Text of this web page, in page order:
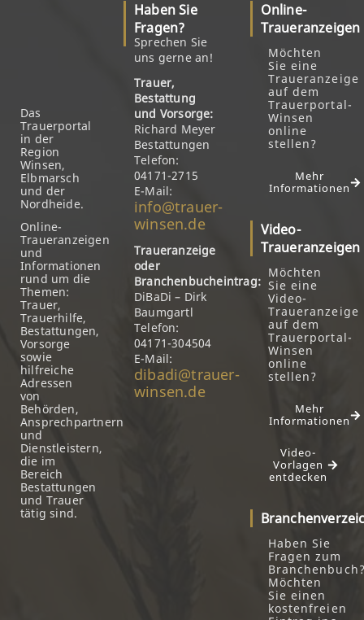
Das
Trauerportal
in der
Region
Winsen,
Elbmarsch
und der
Nordheide.
Online-
Traueranzeigen
und
Informationen
rund um die
Themen:
Trauer,
Trauerhilfe,
Bestattungen,
Vorsorge
sowie
hilfreiche
Adressen
von
Behörden,
Ansprechpartnern
und
Dienstleistern,
die im
Bereich
Bestattungen
und Trauer
tätig sind.
Haben Sie
Fragen?
Sprechen Sie
uns gerne an!
Trauer,
Bestattung
und Vorsorge:
Richard Meyer
Bestattungen
Telefon:
04171-2715
E-Mail:
info@trauer-
winsen.de
Traueranzeige
oder
Branchenbucheintrag:
DiBaDi – Dirk
Baumgartl
Telefon:
04171-304504
E-Mail:
dibadi@trauer-
winsen.de
Online-
Traueranzeigen
Möchten
Sie eine
Traueranzeige
auf dem
Trauerportal-
Winsen
online
stellen?
Mehr
Informationen
Video-
Traueranzeigen
Möchten
Sie eine
Video-
Traueranzeige
auf dem
Trauerportal-
Winsen
online
stellen?
Mehr
Informationen
Video-
Vorlagen
entdecken
Haben Sie
Fragen zum
Möchten
Sie einen
kostenfreien